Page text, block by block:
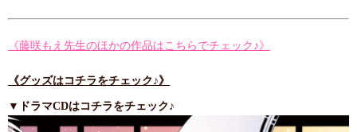
《藤咲もえ先生のほかの作品はこちらでチェック♪》
《グッズはコチラをチェック♪》
▼ドラマCDはコチラをチェック♪